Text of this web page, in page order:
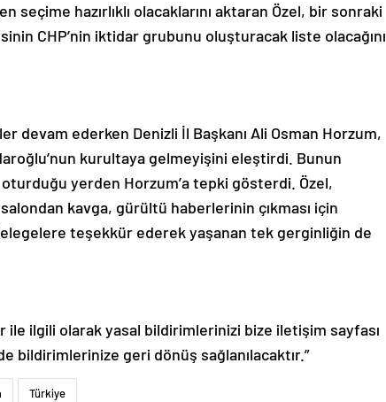
seçime hazırlıklı olacaklarını aktaran Özel, bir sonraki
CHP’nin iktidar grubunu oluşturacak liste olacağını
devam ederken Denizli İl Başkanı Ali Osman Horzum,
kurultaya gelmeyişini eleştirdi. Bunun
yerden Horzum’a tepki gösterdi. Özel,
kavga, gürültü haberlerinin çıkması için
teşekkür ederek yaşanan tek gerginliğin de
ile ilgili olarak yasal bildirimlerinizi bize iletişim sayfası
bildirimlerinize geri dönüş sağlanılacaktır.”
Türkiye